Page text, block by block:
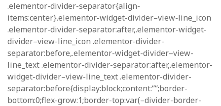
.elementor-divider-separator{align-
items:center}.elementor-widget-divider–view-line_icon
.elementor-divider-separator:after,.elementor-widget-
divider–view-line_icon .elementor-divider-
separator:before,.elementor-widget-divider–view-
line_text .elementor-divider-separator:after,.elementor-
widget-divider–view-line_text .elementor-divider-
separator:before{display:block;content:““;border-
bottom:0;flex-grow:1;border-top:var(–divider-border-